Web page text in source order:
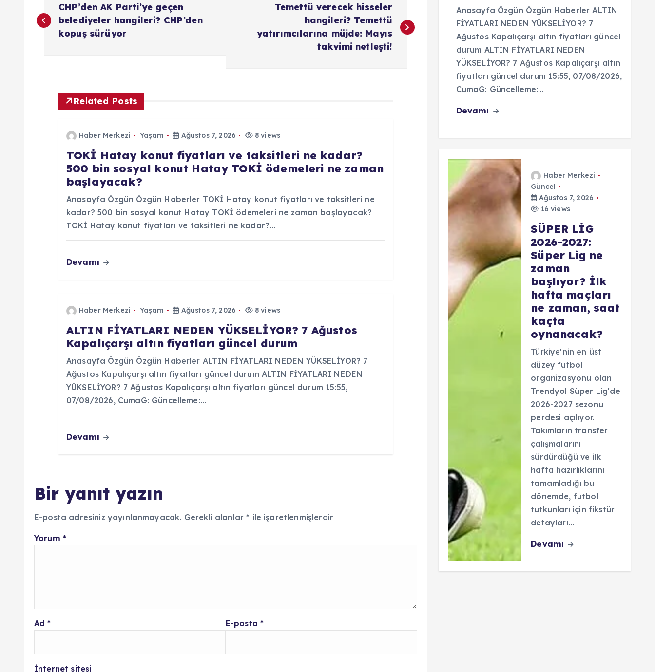
a
CHP’den AK Parti’ye geçen
belediyeler hangileri? CHP’den
kopuş sürüyor
Temettü verecek hisseler
hangileri? Temettü
yatırımcılarına müjde: Mayıs
takvimi netleşti!
Related Posts
Haber Merkezi Yaşam Ağustos 7, 2026 8 views
TOKİ Hatay konut fiyatları ve taksitleri ne kadar?
500 bin sosyal konut Hatay TOKİ ödemeleri ne zaman
başlayacak?
Anasayfa Özgün Özgün Haberler TOKİ Hatay konut fiyatları ve taksitleri ne
kadar? 500 bin sosyal konut Hatay TOKİ ödemeleri ne zaman başlayacak?
TOKİ Hatay konut fiyatları ve taksitleri ne kadar?…
Devamı
Haber Merkezi Yaşam Ağustos 7, 2026 8 views
ALTIN FİYATLARI NEDEN YÜKSELİYOR? 7 Ağustos
Kapalıçarşı altın fiyatları güncel durum
Anasayfa Özgün Özgün Haberler ALTIN FİYATLARI NEDEN YÜKSELİYOR? 7
Ağustos Kapalıçarşı altın fiyatları güncel durum ALTIN FİYATLARI NEDEN
YÜKSELİYOR? 7 Ağustos Kapalıçarşı altın fiyatları güncel durum 15:55,
07/08/2026, CumaG: Güncelleme:…
Devamı
Bir yanıt yazın
E-posta adresiniz yayınlanmayacak. Gerekli alanlar* ile işaretlenmişlerdir
Yorum *
Ad* E-posta*
İnternet sitesi
Anasayfa Özgün Özgün Haberler ALTIN
FİYATLARI NEDEN YÜKSELİYOR? 7
Ağustos Kapalıçarşı altın fiyatları güncel
durum ALTIN FİYATLARI NEDEN
YÜKSELİYOR? 7 Ağustos Kapalıçarşı altın
fiyatları güncel durum 15:55, 07/08/2026,
CumaG: Güncelleme:…
Devamı
Haber Merkezi
Güncel
Ağustos 7, 2026
16 views
SÜPER LİG
2026-2027:
Süper Lig ne
zaman
başlıyor? İlk
hafta maçları
ne zaman, saat
kaçta
oynanacak?
Türkiye'nin en üst
düzey futbol
organizasyonu olan
Trendyol Süper Lig'de
2026-2027 sezonu
perdesi açılıyor.
Takımların transfer
çalışmalarını
sürdürdüğü ve ilk
hafta hazırlıklarını
tamamladığı bu
dönemde, futbol
tutkunları için fikstür
detayları…
Devamı